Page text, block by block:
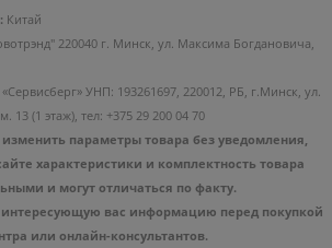
Китай
220040 г. Минск, ул. Максима Богдановича,
УНП: 193261697, 220012, РБ, г.Минск, ул.
13 (1 этаж), тел: +375 29 200 04 70
параметры товара без уведомления,
характеристики и комплектность товара
и могут отличаться по факту.
интересующую вас информацию перед покупкой
или онлайн-консультантов.